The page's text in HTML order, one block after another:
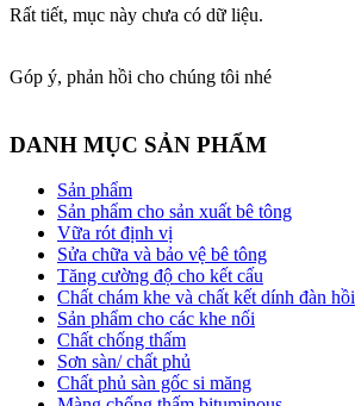
Rất tiết, mục này chưa có dữ liệu.
Góp ý, phản hồi cho chúng tôi nhé
DANH MỤC SẢN PHẨM
Sản phẩm
Sản phẩm cho sản xuất bê tông
Vữa rót định vị
Sửa chữa và bảo vệ bê tông
Tăng cường độ cho kết cấu
Chất chám khe và chất kết dính đàn hồi
Sản phẩm cho các khe nối
Chất chống thấm
Sơn sàn/ chất phủ
Chất phủ sàn gốc si măng